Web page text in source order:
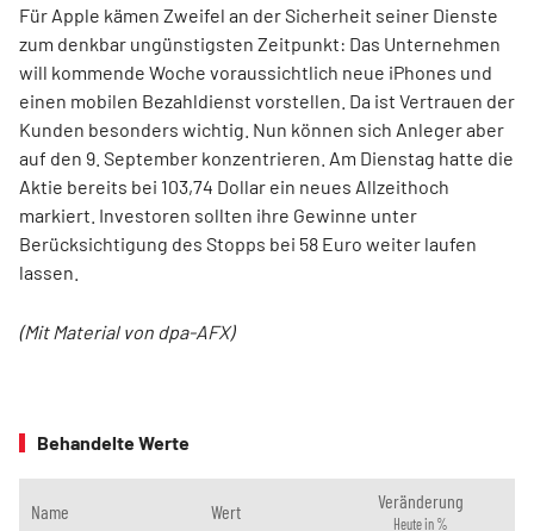
Für Apple kämen Zweifel an der Sicherheit seiner Dienste
zum denkbar ungünstigsten Zeitpunkt: Das Unternehmen
will kommende Woche voraussichtlich neue iPhones und
einen mobilen Bezahldienst vorstellen. Da ist Vertrauen der
Kunden besonders wichtig. Nun können sich Anleger aber
auf den 9. September konzentrieren. Am Dienstag hatte die
Aktie bereits bei 103,74 Dollar ein neues Allzeithoch
markiert. Investoren sollten ihre Gewinne unter
Berücksichtigung des Stopps bei 58 Euro weiter laufen
lassen.
(Mit Material von dpa-AFX)
Behandelte Werte
Name Wert Veränderung
Heute in %